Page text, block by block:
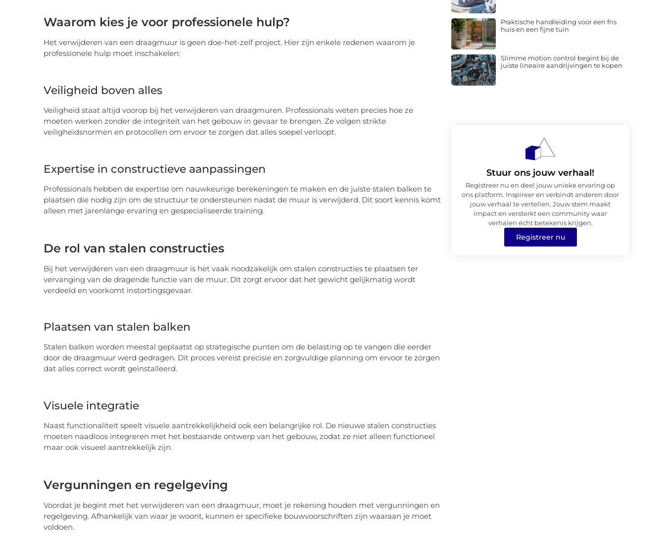
Waarom kies je voor professionele hulp?
Het verwijderen van een draagmuur is geen doe-het-zelf project. Hier zijn enkele redenen waarom je
professionele hulp moet inschakelen:
Veiligheid boven alles
Veiligheid staat altijd voorop bij het verwijderen van draagmuren. Professionals weten precies hoe ze
moeten werken zonder de integriteit van het gebouw in gevaar te brengen. Ze volgen strikte
veiligheidsnormen en protocollen om ervoor te zorgen dat alles soepel verloopt.
Expertise in constructieve aanpassingen
Professionals hebben de expertise om nauwkeurige berekeningen te maken en de juiste stalen balken te
plaatsen die nodig zijn om de structuur te ondersteunen nadat de muur is verwijderd. Dit soort kennis komt
alleen met jarenlange ervaring en gespecialiseerde training.
De rol van stalen constructies
Bij het verwijderen van een draagmuur is het vaak noodzakelijk om stalen constructies te plaatsen ter
vervanging van de dragende functie van de muur. Dit zorgt ervoor dat het gewicht gelijkmatig wordt
verdeeld en voorkomt instortingsgevaar.
Plaatsen van stalen balken
Stalen balken worden meestal geplaatst op strategische punten om de belasting op te vangen die eerder
door de draagmuur werd gedragen. Dit proces vereist precisie en zorgvuldige planning om ervoor te zorgen
dat alles correct wordt geïnstalleerd.
Visuele integratie
Naast functionaliteit speelt visuele aantrekkelijkheid ook een belangrijke rol. De nieuwe stalen constructies
moeten naadloos integreren met het bestaande ontwerp van het gebouw, zodat ze niet alleen functioneel
maar ook visueel aantrekkelijk zijn.
Vergunningen en regelgeving
Voordat je begint met het verwijderen van een draagmuur, moet je rekening houden met vergunningen en
regelgeving. Afhankelijk van waar je woont, kunnen er specifieke bouwvoorschriften zijn waaraan je moet
voldoen.
Praktische handleiding voor een fris
huis en een fijne tuin
Slimme motion control begint bij de
juiste lineaire aandrijvingen te kopen
Stuur ons jouw verhaal!
Registreer nu en deel jouw unieke ervaring op
ons platform. Inspireer en verbindt anderen door
jouw verhaal te vertellen. Jouw stem maakt
impact en versterkt een community waar
verhalen écht betekenis krijgen.
Registreer nu